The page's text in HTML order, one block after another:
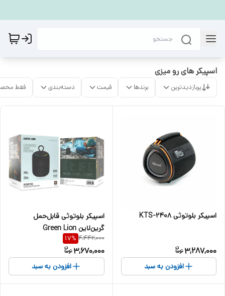
اسپیکر های رو میزی
پربازدیدترین برندها قیمت دسته‌بندی فقط
اسپیکر بلوتوثی KTS-2408
3,287,000
افزودن به سبد
اسپیکر بلوتوثی قابل‌حمل
گرین‌لاین Green Lion
GNPORWSPKBK
4,442,000
17%
3,670,000
افزودن به سبد